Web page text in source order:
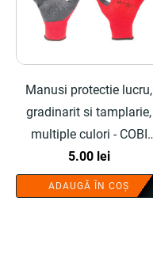
Manusi protectie lucru,
gradinarit si tamplarie,
multiple culori - COBI
SMART®
5.00 lei
ADAUGĂ ÎN COȘ